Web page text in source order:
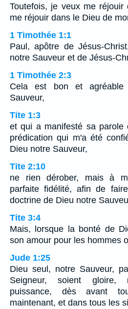
Toutefois, je veux me
me réjouir dans le Dieu de
1 Timothée 1:1
Paul, apôtre de Jésus-
notre Sauveur et de Jésus-
1 Timothée 2:3
Cela est bon et agréable
Sauveur,
Tite 1:3
et qui a manifesté sa
prédication qui m'a été
Dieu notre Sauveur,
Tite 2:10
ne rien dérober, mais à
parfaite fidélité, afin de
doctrine de Dieu notre
Tite 3:4
Mais, lorsque la bonté de
son amour pour les hommes
Jude 1:25
Dieu seul, notre Sauveur,
Seigneur, soient gloire,
puissance, dès avant
maintenant, et dans tous les